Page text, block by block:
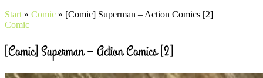
Start » Comic » [Comic] Superman – Action Comics [2]
Comic
[Comic] Superman – Action Comics [2]